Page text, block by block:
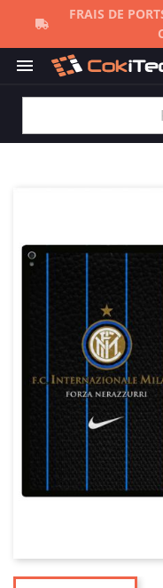
FRAIS DE
